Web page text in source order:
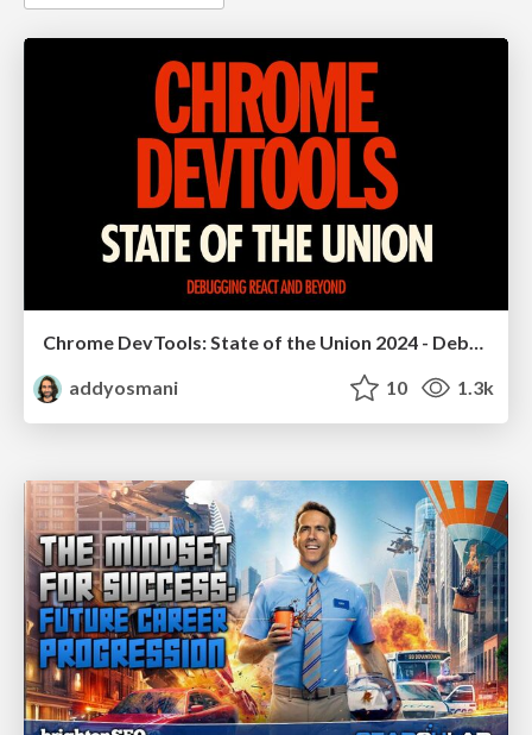
Chrome DevTools: State of the Union 2024 - Debugging React & Beyond
addyosmani
10 1.3k